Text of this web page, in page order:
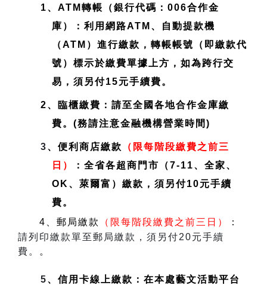
1、ATM轉帳（銀行代碼：006合作金
庫）：利用網路ATM、自動提款機
（ATM）進行繳款，轉帳帳號（即繳款代
號）標示於繳費單據上方，如為跨行交
易，須另付15元手續費。
2、臨櫃繳費：請至全國各地合作金庫繳
費。(務請注意金融機構營業時間)
3、便利商店繳款
（限每階段繳費之前三
日）
：全省各超商門市（7-11、全家、
OK、萊爾富）繳款，須另付10元手續
費。
4、郵局繳款
（限每階段繳費之前三日）
：
請列印繳款單至郵局繳款，須另付20元手續
費。
。
5、信用卡線上繳款：在本處藝文活動平台